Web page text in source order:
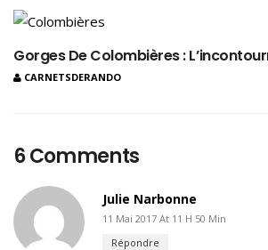
Gorges De Colombières :
CARNETSDERANDO
6 Comments
Julie Narbonne
11 Mai 2017 At 11 H 50 Min
Répondre